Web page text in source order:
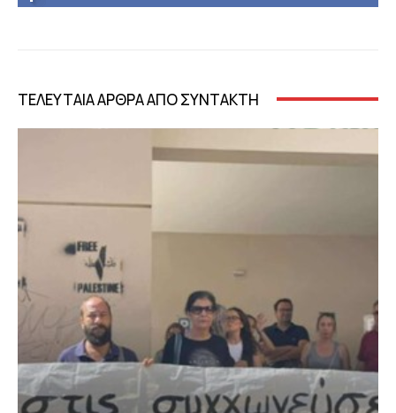
ΤΕΛΕΥΤΑΙΑ ΑΡΘΡΑ ΑΠΟ ΣΥΝΤΑΚΤΗ